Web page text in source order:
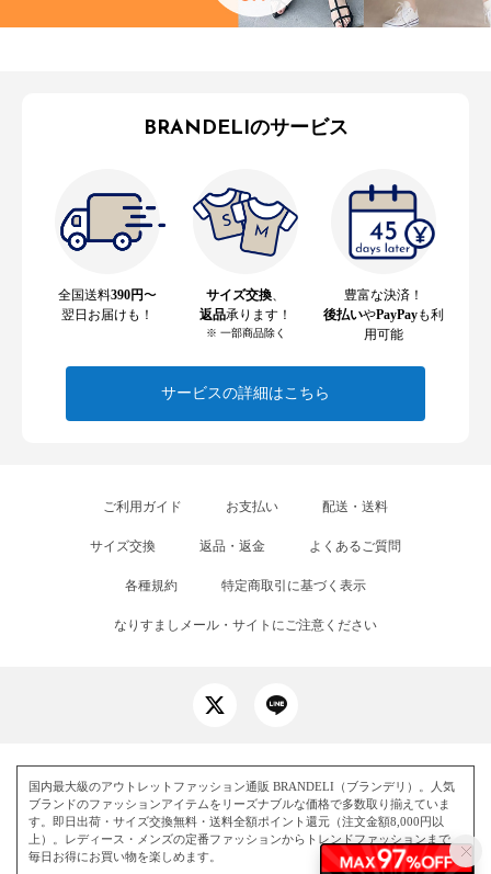
BRANDELIのサービス
全国送料390円〜
翌日お届けも！
サイズ交換、
返品承ります！
※ 一部商品除く
豊富な決済！
後払いやPayPayも利
用可能
サービスの詳細はこちら
ご利用ガイド お支払い 配送・送料
サイズ交換 返品・返金 よくあるご質問
各種規約 特定商取引に基づく表示
なりすましメール・サイトにご注意ください
国内最大級のアウトレットファッション通販 BRANDELI（ブランデリ）。人気
ブランドのファッションアイテムをリーズナブルな価格で多数取り揃えていま
す。即日出荷・サイズ交換無料・送料全額ポイント還元（注文金額8,000円以
上）。レディース・メンズの定番ファッションからトレンドファッションまで、
毎日お得にお買い物を楽しめます。